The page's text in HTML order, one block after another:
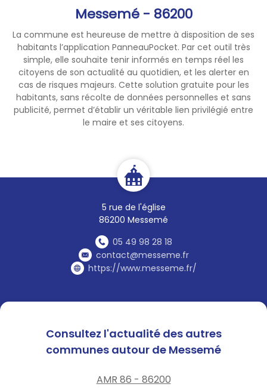
Messemé - 86200
La commune est heureuse de mettre à disposition de ses
habitants l’application PanneauPocket. Par cet outil très
simple, elle souhaite tenir informés en temps réel les
citoyens de son actualité au quotidien, et les alerter en
cas de risques majeurs. Cette solution gratuite pour les
habitants, sans récolte de données personnelles et sans
publicité, permet d’établir un véritable lien privilégié entre
le maire et ses citoyens.
5 rue de l'église
86200 Messemé
05 49 98 28 18
contact@messeme.fr
https://www.messeme.fr/
📅 à compter du lundi 13 juillet
💦 Chaque geste compte. En
adoptant des usages
responsables, chacun
contribue à préserver
durablement la ressource en
eau.
Consultez l'actualité des autres
communes autour de Messemé
AMR 86 - 86200